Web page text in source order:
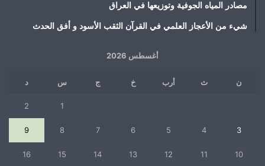
مصادر المياه الجوفية وتوزيعها في العراق
شيء من الأعجاز العلمي في القرآن الثقب الأسود و أفق الحدث
أغسطس 2026
ن ث أرب خ ج س د
1
2
3
4
5
6
7
8
9
10
11
12
13
14
15
16